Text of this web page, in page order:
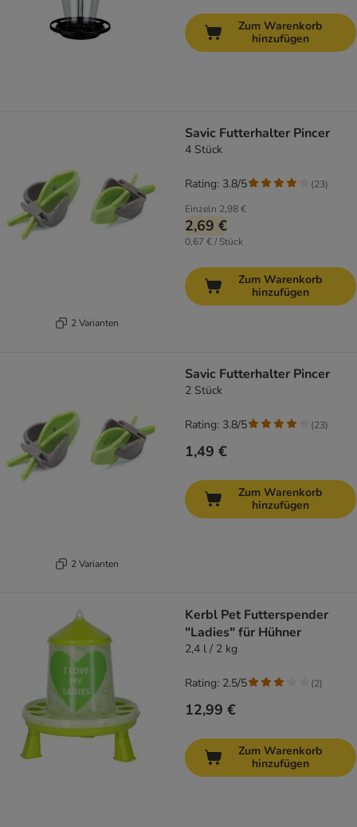
Zum Warenkorb
hinzufügen
2 Varianten
Savic Futterhalter Pincer
4 Stück
Einzeln 2,98 €
2,69 €
0,67 € / Stück
Rating: 3.8/5 (23)
Zum Warenkorb
hinzufügen
2 Varianten
Savic Futterhalter Pincer
2 Stück
1,49 €
Rating: 3.8/5 (23)
Zum Warenkorb
hinzufügen
Kerbl Pet Futterspender
"Ladies" für Hühner
2,4 l / 2 kg
12,99 €
Rating: 2.5/5 (2)
Zum Warenkorb
hinzufügen